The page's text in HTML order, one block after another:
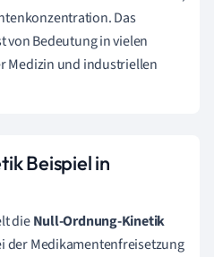
Das
von Bedeutung in vielen
Medizin und industriellen
Beispiel in
dieNull-Ordnung-Kinetik
der Medikamentenfreisetzung